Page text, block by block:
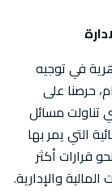
في توجيه
حرصنا على
تناولت مسائل
التي يمر بها
قرارات أكثر
والإدارية.